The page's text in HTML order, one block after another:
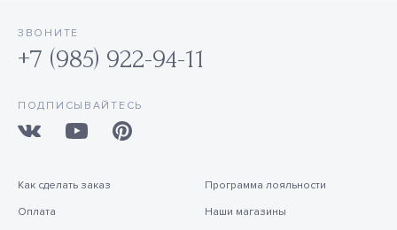
ЗВОНИТЕ
+7 (985) 922-94-11
ПОДПИСЫВАЙТЕСЬ
Как сделать заказ
Оплата
Программа лояльности
Наши магазины